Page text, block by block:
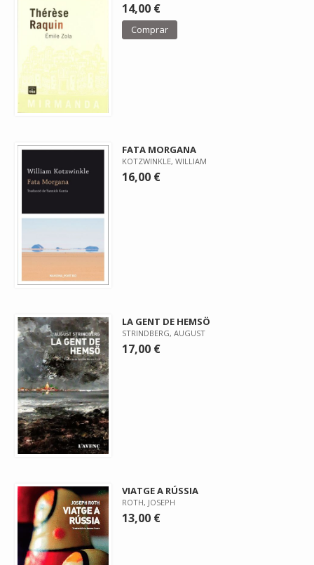
14,00 €
Comprar
FATA MORGANA
KOTZWINKLE, WILLIAM
16,00 €
LA GENT DE HEMSÖ
STRINDBERG, AUGUST
17,00 €
VIATGE A RÚSSIA
ROTH, JOSEPH
13,00 €